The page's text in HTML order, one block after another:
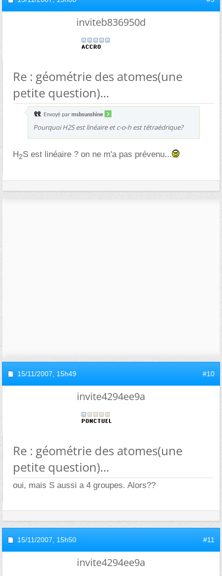
inviteb836950d
Re : géométrie des atomes(une
petite question)...
Envoyé par msbsunshine
Pourquoi H2S est linéaire et c-o-h est tétraédrique?
H2S est linéaire ? on ne m'a pas prévenu...
15/11/2007, 15h49 #10
invite4294ee9a
Re : géométrie des atomes(une
petite question)...
oui, mais S aussi a 4 groupes. Alors??
15/11/2007, 15h50 #11
invite4294ee9a